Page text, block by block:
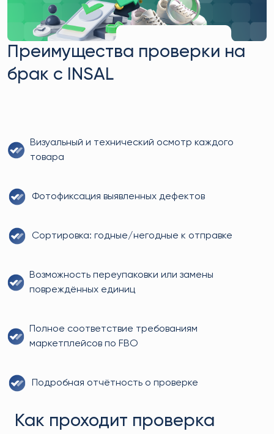
Преимущества проверки на
брак с INSAL
Визуальный и технический осмотр каждого
товара
Фотофиксация выявленных дефектов
Сортировка: годные/негодные к отправке
Возможность переупаковки или замены
повреждённых единиц
Полное соответствие требованиям
маркетплейсов по FBO
Подробная отчётность о проверке
Как проходит проверка